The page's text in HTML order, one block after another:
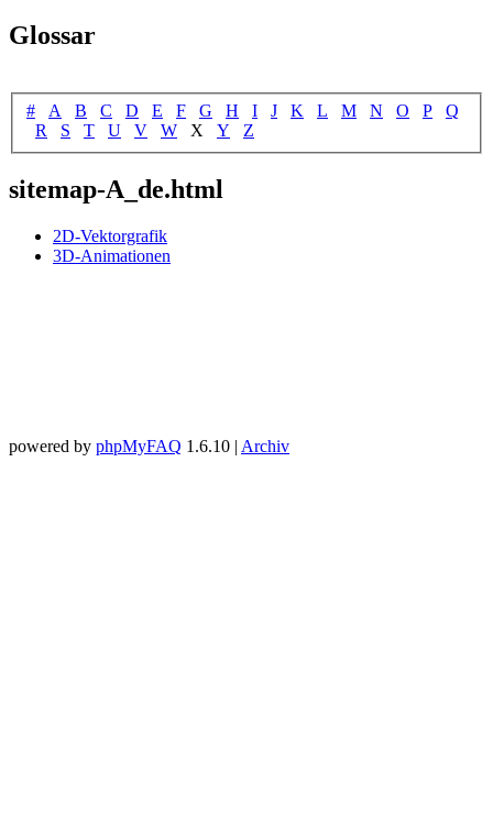
Glossar
# A B C D E F G H I J K L M N O P
Q
R
S T U V W X Y Z
sitemap-A_de.html
2D-Vektorgrafik
3D-Animationen
powered by phpMyFAQ 1.6.10 | Archiv